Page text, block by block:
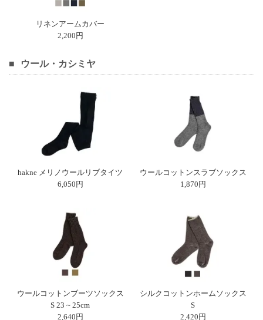
リネンアームカバー
2,200円
ウール・カシミヤ
hakne メリノウールリブタイツ
6,050円
ウールコットンスラブソックス
1,870円
ウールコットンブーツソックス
S 23 ~ 25cm
2,640円
シルクコットンホームソックス
S
2,420円